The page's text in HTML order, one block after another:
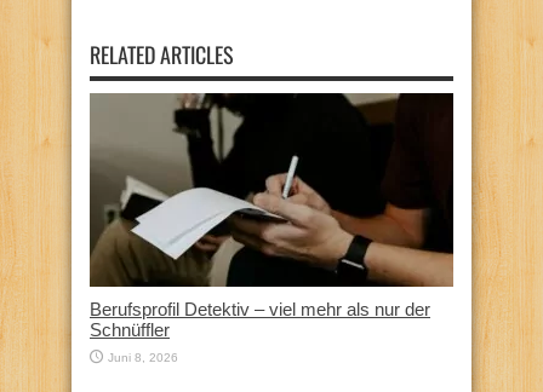
RELATED ARTICLES
Berufsprofil Detektiv – viel mehr als nur der
Schnüffler
Juni 8, 2026